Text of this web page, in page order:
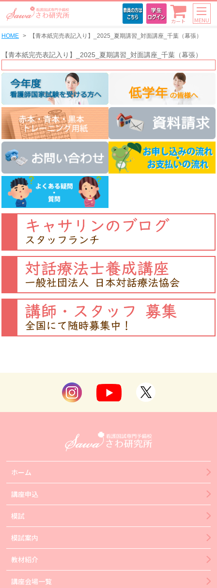
カート MENU
HOME 【青本紙完売表記入り】_2025_夏期講習_対面講座_千葉（幕張）
【青本紙完売表記入り】_2025_夏期講習_対面講座_千葉（幕張）
ホーム
講座申込
模試
模試案内
教材紹介
講座会場一覧